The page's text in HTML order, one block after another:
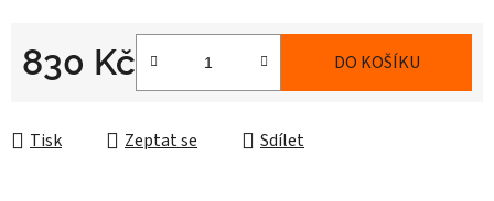
830 Kč DO KOŠÍKU
Tisk Zeptat se Sdílet